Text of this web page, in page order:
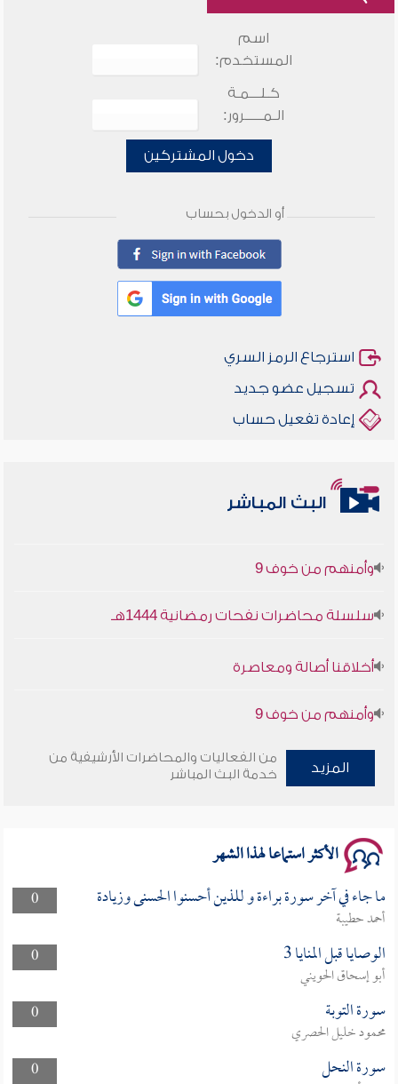
اسم
المستخدم:
كـلـــمـة
الـمـــــرور:
دخول المشتركين
أو الدخول بحساب
استرجاع الرمز السري
تسجيل عضو جديد
إعادة تفعيل حساب
البث المباشر
أخلاقنا أصالة ومعاصرة
المزيد
من الفعاليات والمحاضرات الأرشيفية من
خدمة البث المباشر
الأكثر استماعا لهذا الشهر
0 ما جاء في آخر سورة براءة و للذين أحسنوا الحسنى وزيادة
أحمد حطيبة
0
الوصايا قبل المنايا 3
أبو إسحاق الحويني
0
سورة التوبة
محمود خليل الحصري
0
سورة النحل